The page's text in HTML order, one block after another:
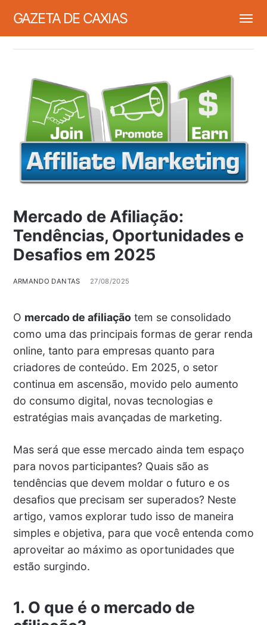
GAZETA DE CAXIAS
Mercado de Afiliação:
Tendências, Oportunidades e
Desafios em 2025
ARMANDO DANTAS 27/08/2025
O mercado de afiliaçãotem se consolidado
como uma das principais formas de gerar renda
online, tanto para empresas quanto para
criadores de conteúdo. Em 2025, o setor
continua em ascensão, movido pelo aumento
do consumo digital, novas tecnologias e
estratégias mais avançadas de marketing.
Mas será que esse mercado ainda tem espaço
para novos participantes? Quais são as
tendências que devem moldar o futuro e os
desafios que precisam ser superados? Neste
artigo, vamos explorar tudo isso de maneira
simples e objetiva, para que você entenda como
aproveitar ao máximo as oportunidades que
estão surgindo.
1. O que é o mercado de